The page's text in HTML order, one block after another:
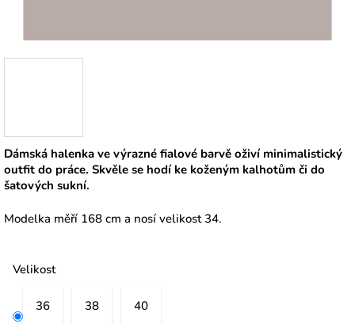
Dámská halenka ve výrazné fialové barvě oživí minimalistický
outfit do práce. Skvěle se hodí ke koženým kalhotům či do
šatových sukní.
Modelka měří 168 cm a nosí velikost 34.
Velikost
36 38 40